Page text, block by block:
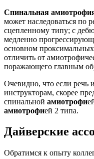
Спинальная
может наследоваться по
сцепленному типу; с
медленно
основном
отличить от
поражающего главным
Очевидно, что если речь
инструкторам, скорее
спинальной амиотрофи
амиотрофией 2 типа.
Дайверские
Обратимся к опыту